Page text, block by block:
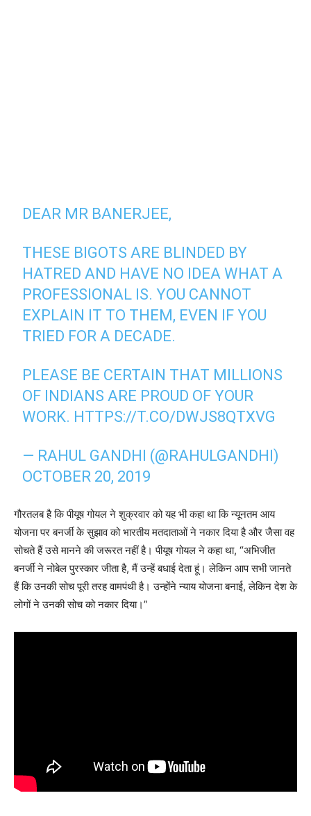
DEAR MR BANERJEE,
THESE BIGOTS ARE BLINDED BY
HATRED AND HAVE NO IDEA WHAT A
PROFESSIONAL IS. YOU CANNOT
EXPLAIN IT TO THEM, EVEN IF YOU
TRIED FOR A DECADE.
PLEASE BE CERTAIN THAT MILLIONS
OF INDIANS ARE PROUD OF YOUR
WORK. HTTPS://T.CO/DWJS8QTXVG
— RAHUL GANDHI (@RAHULGANDHI)
OCTOBER 20, 2019
गौरतलब है कि पीयूष गोयल ने शुक्रवार को यह भी कहा था कि न्यूनतम आय
योजना पर बनर्जी के सुझाव को भारतीय मतदाताओं ने नकार दिया है और जैसा वह
सोचते हैं उसे मानने की जरूरत नहीं है। पीयूष गोयल ने कहा था, “अभिजीत
बनर्जी ने नोबेल पुरस्कार जीता है, मैं उन्हें बधाई देता हूं। लेकिन आप सभी जानते
हैं कि उनकी सोच पूरी तरह वामपंथी है। उन्होंने न्याय योजना बनाई, लेकिन देश के
लोगों ने उनकी सोच को नकार दिया।”